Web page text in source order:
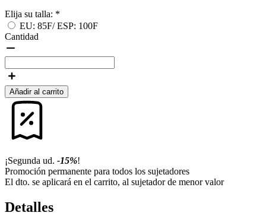
Elija su talla: *
EU: 85F/ ESP: 100F
Cantidad
Añadir al carrito
¡Segunda ud. -15%!
Promoción permanente para todos los sujetadores
El dto. se aplicará en el carrito, al sujetador de menor valor
Detalles